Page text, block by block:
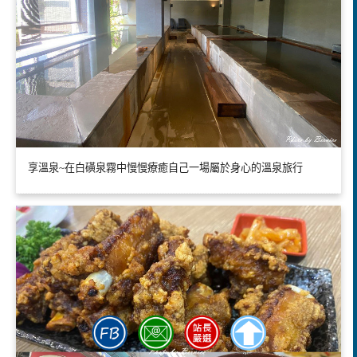
享溫泉~在白磺泉霧中慢慢療癒自己一場屬於身心的溫泉旅行